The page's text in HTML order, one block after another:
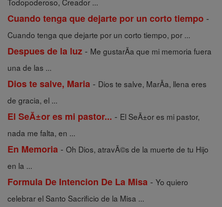
Cuando tenga que dejarte por un corto tiempo -
Cuando tenga que dejarte por un corto tiempo, por ...
Despues de la luz - Me gustarÃ­a que mi memoria fuera
una de las ...
Dios te salve, Maria - Dios te salve, MarÃ­a, llena eres
de gracia, el ...
El SeĂ±or es mi pastor... - El SeÃ±or es mi pastor,
nada me falta, en ...
En Memoria - Oh Dios, atravÃ©s de la muerte de tu Hijo
en la ...
Formula De Intencion De La Misa - Yo quiero
celebrar el Santo Sacrificio de la Misa ...